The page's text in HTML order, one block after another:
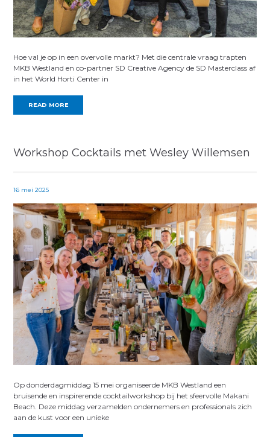
Hoe val je op in een overvolle markt? Met die centrale vraag trapten
MKB Westland en co-partner SD Creative Agency de SD Masterclass af
in het World Horti Center in
READ MORE
Workshop Cocktails met Wesley Willemsen
16 mei 2025
Op donderdagmiddag 15 mei organiseerde MKB Westland een
bruisende en inspirerende cocktailworkshop bij het sfeervolle Makani
Beach. Deze middag verzamelden ondernemers en professionals zich
aan de kust voor een unieke